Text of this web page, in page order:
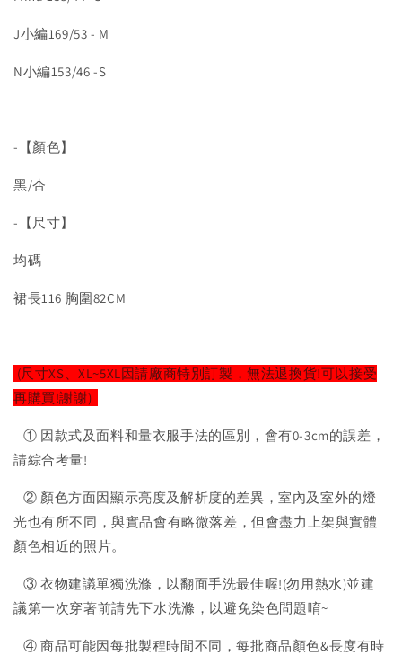
J小編169/53 - M
N小編153/46 -S
-【顏色】
黑/杏
-【尺寸】
均碼
裙長116 胸圍82CM
(尺寸XS、XL~5XL因請廠商特別訂製，無法退換貨!可以接受
再購買!謝謝)
① 因款式及面料和量衣服手法的區別，會有0-3cm的誤差，
請綜合考量!
② 顏色方面因顯示亮度及解析度的差異，室內及室外的燈
光也有所不同，與實品會有略微落差，但會盡力上架與實體
顏色相近的照片。
③ 衣物建議單獨洗滌，以翻面手洗最佳喔!(勿用熱水)並建
議第一次穿著前請先下水洗滌，以避免染色問題唷~
④ 商品可能因每批製程時間不同，每批商品顏色&長度有時